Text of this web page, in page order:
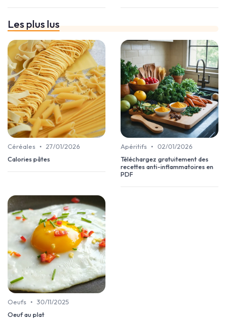
Les plus lus
Céréales • 27/01/2026
Calories pâtes
Apéritifs •
02/01/2026
Téléchargez gratuitement des
recettes anti-inflammatoires en
PDF
Oeufs • 30/11/2025
Oeuf au plat